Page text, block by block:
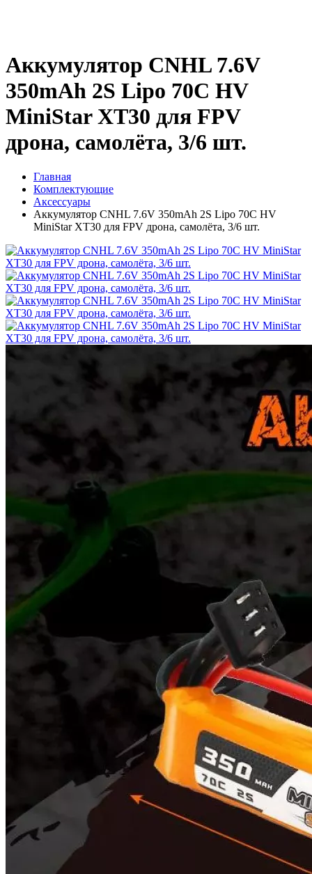
Аккумулятор CNHL 7.6V
350mAh 2S Lipo 70C HV
MiniStar XT30 для FPV
дрона, самолёта, 3/6 шт.
Главная
Комплектующие
Аксессуары
Аккумулятор CNHL 7.6V 350mAh 2S Lipo 70C HV
MiniStar XT30 для FPV дрона, самолёта, 3/6 шт.